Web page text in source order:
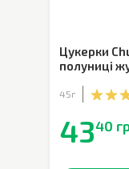
Цукерки
полуниці
45г
4340